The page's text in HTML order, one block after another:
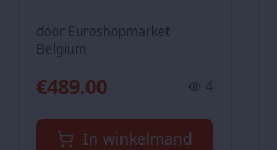
door Euroshopmarket
Belgium
€489.00 4
In winkelmand